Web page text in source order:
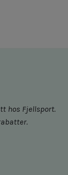
hos Fjellsport.